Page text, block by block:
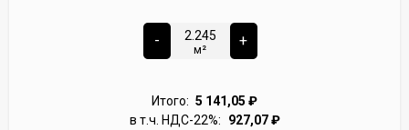
-
м²
+
Итого: 5 141,05 ₽
в т.ч. НДС-22%:
927,07₽